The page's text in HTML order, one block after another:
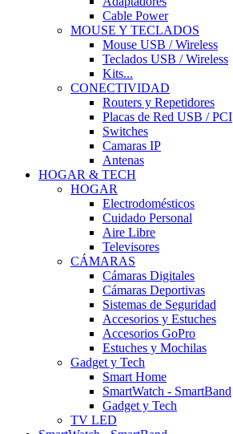
Cable Power
MOUSE Y TECLADOS
Mouse USB / Wireless
Teclados USB / Wireless
Kits...
CONECTIVIDAD
Routers y Repetidores
Placas de Red USB / PCI
Switches
Camaras IP
Antenas
HOGAR & TECH
HOGAR
Electrodomésticos
Cuidado Personal
Aire Libre
Televisores
CÁMARAS
Cámaras Digitales
Cámaras Deportivas
Sistemas de Seguridad
Accesorios y Estuches
Accesorios GoPro
Estuches y Mochilas
Gadget y Tech
Smart Home
SmartWatch - SmartBand
Gadget y Tech
TV LED